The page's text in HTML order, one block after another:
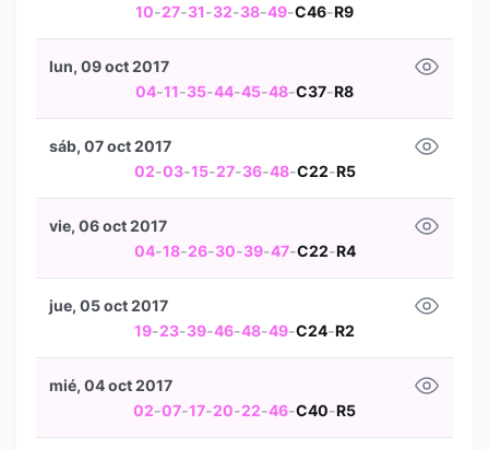
10-27-31-32-38-49-C46-R9
04-11-35-44-45-48-C37-R8
lun, 09 oct 2017
02-03-15-27-36-48-C22-R5
sáb, 07 oct 2017
04-18-26-30-39-47-C22-R4
vie, 06 oct 2017
19-23-39-46-48-49-C24-R2
jue, 05 oct 2017
02-07-17-20-22-46-C40-R5
mié, 04 oct 2017